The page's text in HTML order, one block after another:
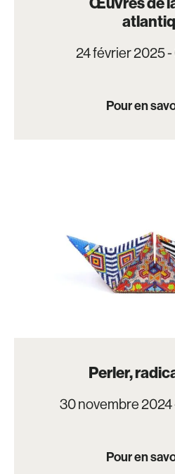
24 février 2025
Pour en
Perler,
30 novembre 2024
Pour en